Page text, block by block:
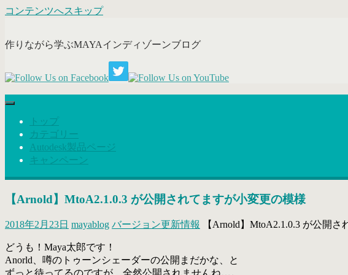
コンテンツへスキップ
作りながら学ぶMAYAインディゾーンブログ
トップ
カテゴリー
Autodesk製品ページ
キャンペーン
【Arnold】MtoA2.1.0.3 が公開されてますが小変更の模様
2018年2月23日 mayablog バージョン更新情報 【Arnold】MtoA2.1.0.3 が公開
どうも！Maya太郎です！
Anorld、噂のトゥーンシェーダーの公開まだかな、と